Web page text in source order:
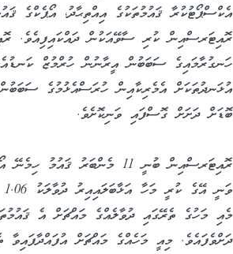
އެކްސްޕޯޓުކުރާ ޤައުމުތަކުގެ އިއްތިޙާދު، އޯޕެކްގެ
ރޮއިޓަރސްއިން ކުރި ސާވޭއަކުން ދައްކައިފިއެވެ.
ހަނގުރާމައިގެ ސަބަބުން އީރާނުން ހުރްމުޒް
އުޅަނދުތަކަށް އެމެރިކާއިން ހުރަސްއެޅުމުގެ
ބޮޑަށް ދަށަށް ގޮސްފައި ވަނިކޮށެވެ.
ރޮއިޓަރސްއިން ބުނީ 11